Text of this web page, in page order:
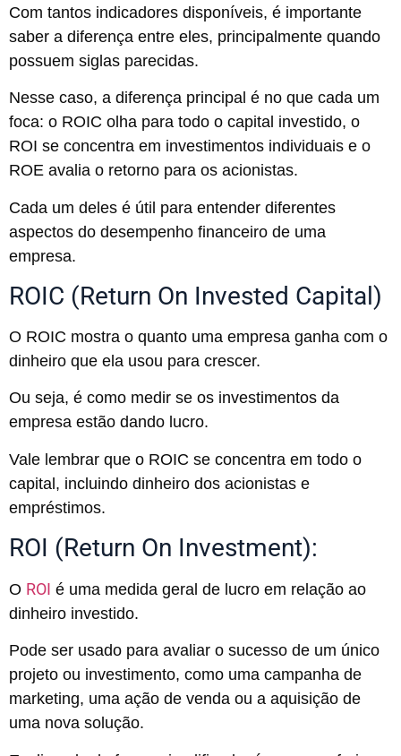
Com tantos indicadores disponíveis, é importante
saber a diferença entre eles, principalmente quando
possuem siglas parecidas.
Nesse caso, a diferença principal é no que cada um
foca: o ROIC olha para todo o capital investido, o
ROI se concentra em investimentos individuais e o
ROE avalia o retorno para os acionistas.
Cada um deles é útil para entender diferentes
aspectos do desempenho financeiro de uma
empresa.
ROIC (Return On Invested Capital)
O ROIC mostra o quanto uma empresa ganha com o
dinheiro que ela usou para crescer.
Ou seja, é como medir se os investimentos da
empresa estão dando lucro.
Vale lembrar que o ROIC se concentra em todo o
capital, incluindo dinheiro dos acionistas e
empréstimos.
ROI (Return On Investment):
O ROI é uma medida geral de lucro em relação ao
dinheiro investido.
Pode ser usado para avaliar o sucesso de um único
projeto ou investimento, como uma campanha de
marketing, uma ação de venda ou a aquisição de
uma nova solução.